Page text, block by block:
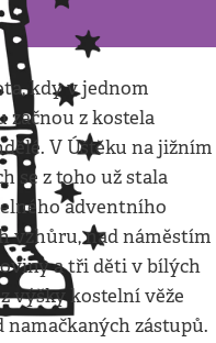
kdy v jednom
začnou z kostela
V Úštěku na jižním
se z toho už stala
adventního
vzhůru, nad náměstím
a tři děti v bílých
výšky kostelní věže
zástupů.